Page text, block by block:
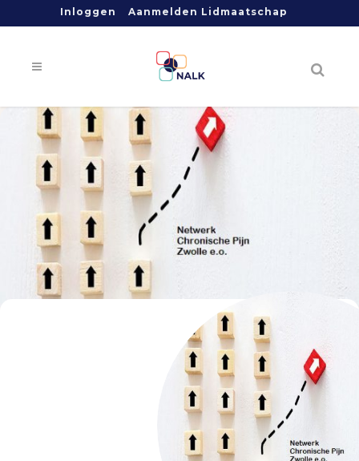
Inloggen Aanmelden Lidmaatschap